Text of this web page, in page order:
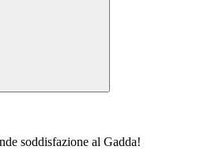
soddisfazione al Gadda!